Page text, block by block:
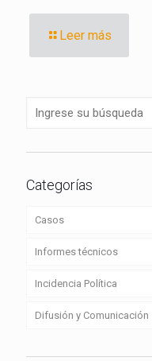
Leer más
Categorías
Casos
Informes técnicos
Incidencia Política
Difusión y Comunicación